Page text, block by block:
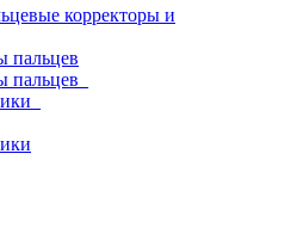
корректоры и
пальцев
пальцев_